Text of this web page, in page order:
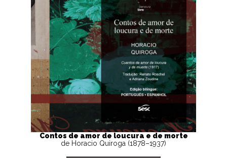
Contos de amor de loucura e de morte
de Horacio Quiroga (1878–1937)